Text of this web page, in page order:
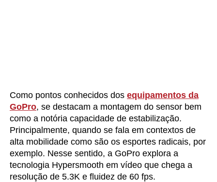
Como pontos conhecidos dos equipamentos da
GoPro, se destacam a montagem do sensor bem
como a notória capacidade de estabilização.
Principalmente, quando se fala em contextos de
alta mobilidade como são os esportes radicais, por
exemplo. Nesse sentido, a GoPro explora a
tecnologia Hypersmooth em vídeo que chega a
resolução de 5.3K e fluidez de 60 fps.